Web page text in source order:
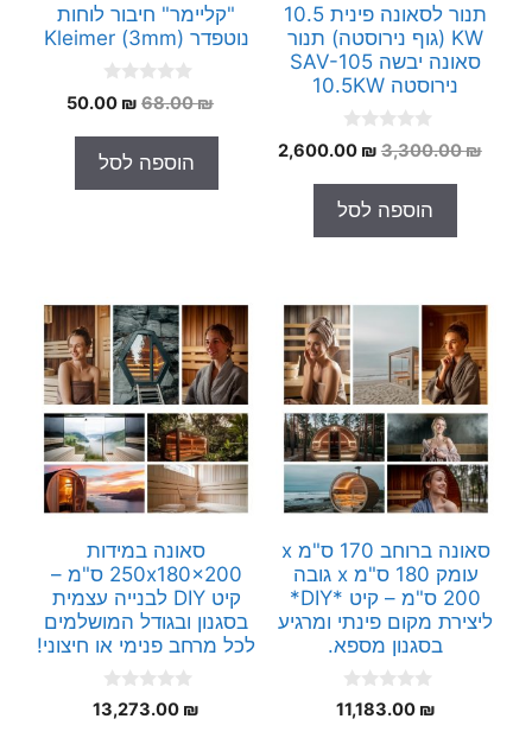
תנור לסאונה פינית 10.5
KW (גוף נירוסטה) תנור
סאונה יבשה SAV-105
נירוסטה 10.5KW
0
o
o
5
3,300.00₪
המחיר
היה:
3,300.00 ₪.
2,600.00 ₪
המחיר
הוספה לסל
"קליימר" חיבור לוחות
נוטפדר Kleimer (3mm)
0
o
o
5
68.00₪
המחיר
היה:
68.00 ₪.
50.00 ₪
המחיר
הוספה לסל
סאונה ברוחב 170 ס"מ x
עומק 180 ס"מ x גובה
200 ס"מ – קיט *DIY*
ליצירת מקום פינתי ומרגיע
בסגנון מספא.
0
o
11,183.00 ₪
סאונה במידות
250x180x200 ס"מ –
קיט DIY לבנייה עצמית
בסגנון ובגודל המושלמים
לכל מרחב פנימי או חיצוני!
0
o
13,273.00 ₪